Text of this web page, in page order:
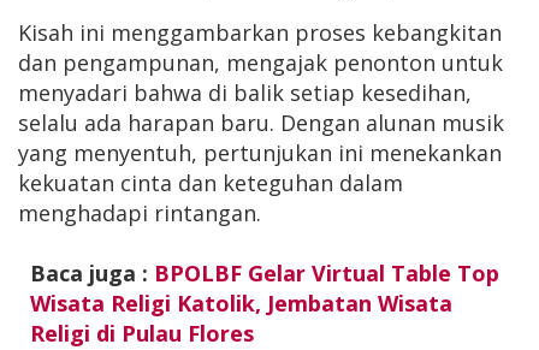
Kisah ini menggambarkan proses kebangkitan
dan pengampunan, mengajak penonton untuk
menyadari bahwa di balik setiap kesedihan,
selalu ada harapan baru. Dengan alunan musik
yang menyentuh, pertunjukan ini menekankan
kekuatan cinta dan keteguhan dalam
menghadapi rintangan.
Baca juga : BPOLBF Gelar Virtual Table Top
Wisata Religi Katolik, Jembatan Wisata
Religi di Pulau Flores